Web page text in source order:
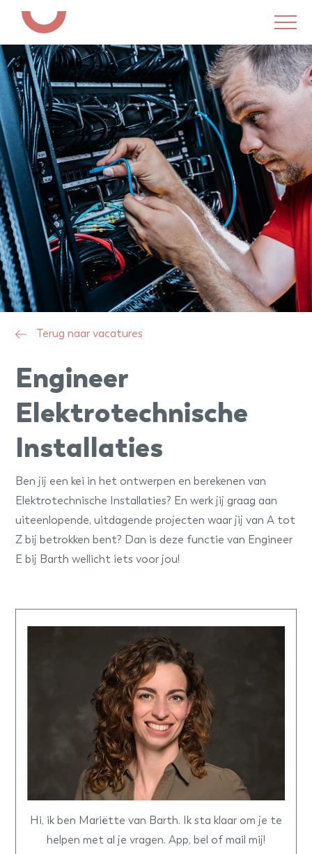
Terug naar vacatures
Engineer
Elektrotechnische
Installaties
Ben jij een kei in het ontwerpen en berekenen van
Elektrotechnische Installaties? En werk jij graag aan
uiteenlopende, uitdagende projecten waar jij van A tot
Z bij betrokken bent? Dan is deze functie van Engineer
E bij Barth wellicht iets voor jou!
Hi, ik ben Mariëtte van Barth. Ik sta klaar om je te
helpen met al je vragen. App, bel of mail mij!